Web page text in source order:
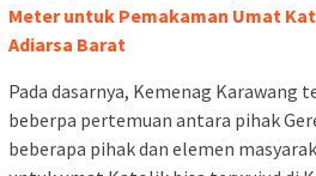
Meter untuk Pemakaman Umat
Adiarsa Barat
Pada dasarnya, Kemenag Karawang
beberpa pertemuan antara pihak
beberapa pihak dan elemen